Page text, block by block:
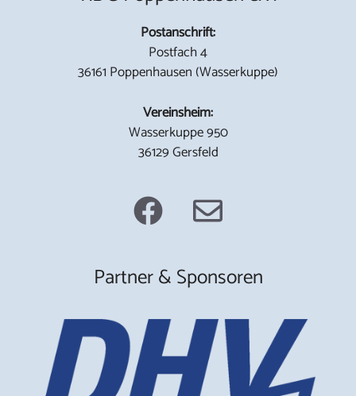
Postanschrift:
Postfach 4
36161 Poppenhausen (Wasserkuppe)
Vereinsheim:
Wasserkuppe 950
36129 Gersfeld
Partner & Sponsoren